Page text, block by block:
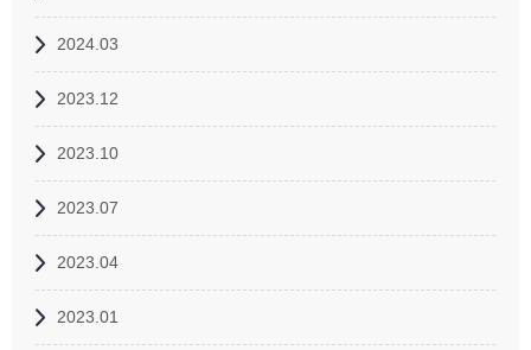
2024.03
2023.12
2023.10
2023.07
2023.04
2023.01